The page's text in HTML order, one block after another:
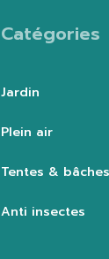
Catégories
Jardin
Plein air
Tentes & bâches
Anti insectes